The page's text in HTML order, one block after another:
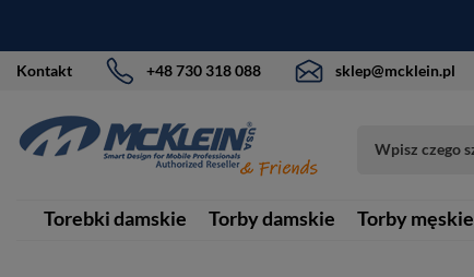
Kontakt +48 730 318 088 sklep@mcklein.pl
Torebki damskie Torby damskie Torby męskie